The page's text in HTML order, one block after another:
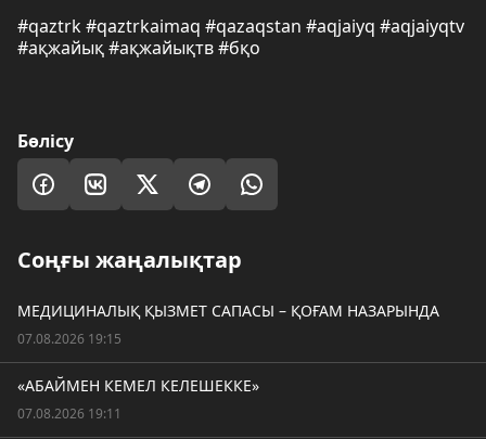
#qaztrk #qaztrkaimaq #qazaqstan #aqjaiyq #aqjaiyqtv
#ақжайық #ақжайықтв #бқо
Бөлісу
Соңғы жаңалықтар
МЕДИЦИНАЛЫҚ ҚЫЗМЕТ САПАСЫ – ҚОҒАМ НАЗАРЫНДА
07.08.2026 19:15
«АБАЙМЕН КЕМЕЛ КЕЛЕШЕККЕ»
07.08.2026 19:11